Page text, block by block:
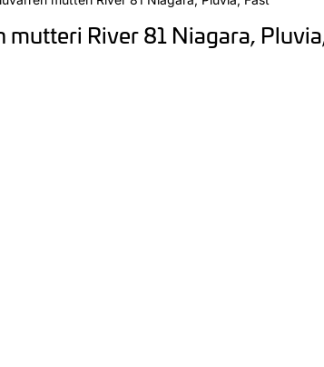
River 81 Niagara,